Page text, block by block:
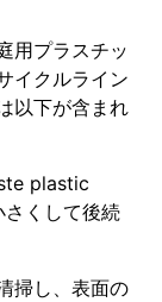
用プラスチッ
イクルライン
以下が含まれ
plastic
くして後続
掃し、表面の